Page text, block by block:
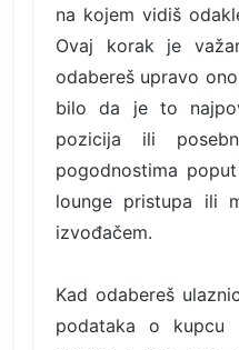
na kojem vidiš
Ovaj korak je
odabereš upravo
bilo da je to
pozicija ili
pogodnostima
lounge pristupa ili
izvođačem.
Kad odabereš
podataka o kupcu